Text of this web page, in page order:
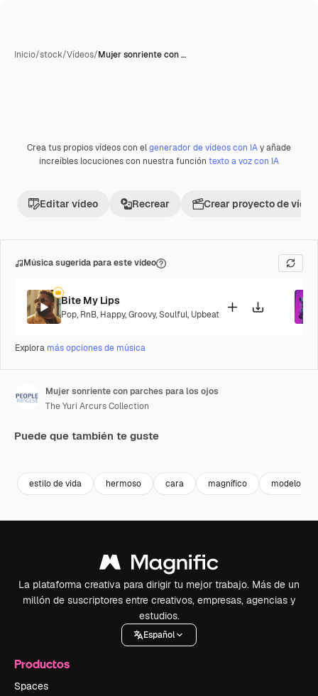
Inicio/stock/Vídeos/Mujer sonriente con …
Premium
Crea tus propios vídeos con elgenerador de vídeos con IAy añade
increíbles locuciones con nuestra función texto a voz con IA
Editar vídeo Recrear Crear proyecto de vídeo
Música sugerida para este vídeo
Bite My Lips
Pop, RnB, Happy,Groovy,Soulful, Upbeat
Explora más opciones de música
Mujer sonriente con parches para los ojos
The Yuri Arcurs Collection
Puede que también te guste
estilo de vida hermoso cara magnífico modelo
La plataforma creativa para dirigir tu mejor trabajo. Más de un
millón de suscriptores entre creativos, empresas, agencias y
estudios.
Español
Productos
Spaces